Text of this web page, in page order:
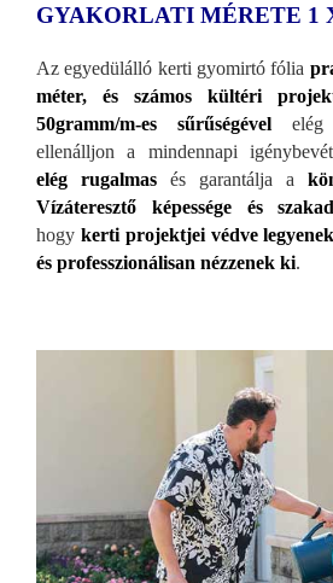
GYAKORLATI MÉRETE 1
Az egyedülálló kerti gyomirtó fólia
méter, és számos kültéri
50gramm/m-es sűrűségével
ellenálljon a mindennapi
elég rugalmas és garantálja a
Vízáteresztő képessége és
hogy kerti projektjei védve
és professzionálisan nézzenek ki.